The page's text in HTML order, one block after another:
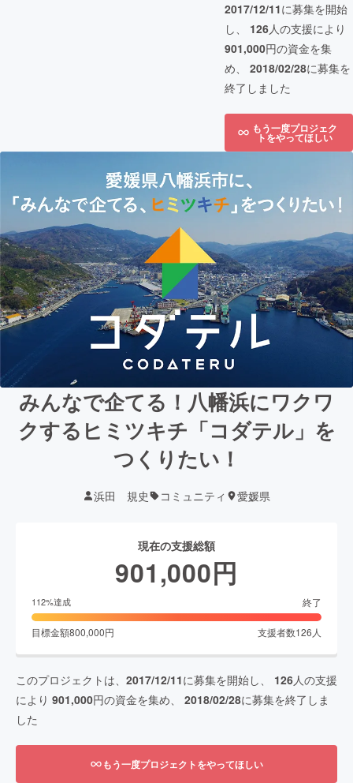
2017/12/11に募集を開始
し、 126人の支援により
901,000円の資金を集
め、 2018/02/28に募集を
終了しました
もう一度プロジェク
トをやってほしい
みんなで企てる！八幡浜にワクワ
クするヒミツキチ「コダテル」を
つくりたい！
浜田 規史 コミュニティ 愛媛県
現在の支援総額
901,000円
112%達成 終了
目標金額800,000円 支援者数126 人
このプロジェクトは、 2017/12/11に募集を開始し、 126人の支援
により 901,000円の資金を集め、 2018/02/28に募集を終了しま
した
もう一度プロジェクトをやってほしい